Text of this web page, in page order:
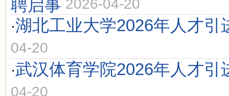
聘启事 2026-04-20
·湖北工业大学2026年人才引
04-20
·武汉体育学院2026年人才引
04-20